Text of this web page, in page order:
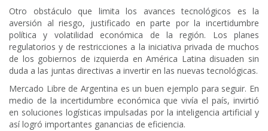
Otro obstáculo que limita los avances tecnológicos es la
aversión al riesgo, justificado en parte por la incertidumbre
política y volatilidad económica de la región. Los planes
regulatorios y de restricciones a la iniciativa privada de muchos
de los gobiernos de izquierda en América Latina disuaden sin
duda a las juntas directivas a invertir en las nuevas tecnológicas.
Mercado Libre de Argentina es un buen ejemplo para seguir. En
medio de la incertidumbre económica que vivía el país, invirtió
en soluciones logísticas impulsadas por la inteligencia artificial y
así logró importantes ganancias de eficiencia.